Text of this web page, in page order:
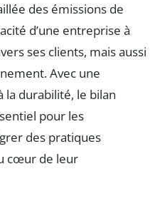
des émissions de
d’une entreprise à
ses clients, mais aussi
Avec une
durabilité, le bilan
pour les
des pratiques
cœur de leur